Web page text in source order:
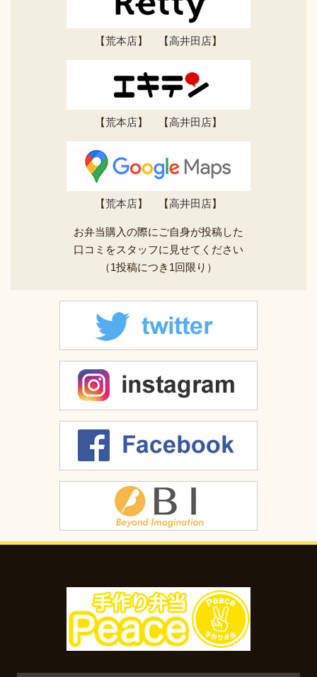
【荒本店】 【高井田店】
【荒本店】 【高井田店】
【荒本店】 【高井田店】
お弁当購入の際にご自身が投稿した
口コミをスタッフに見せてください
（1投稿につき1回限り）